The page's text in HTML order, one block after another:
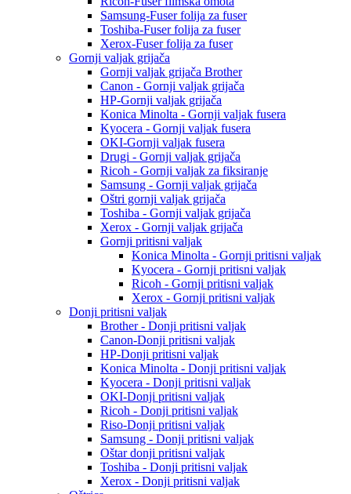
Samsung-Fuser folija za fuser
Toshiba-Fuser folija za fuser
Xerox-Fuser folija za fuser
Gornji valjak grijača
Gornji valjak grijača Brother
Canon - Gornji valjak grijača
HP-Gornji valjak grijača
Konica Minolta - Gornji valjak fusera
Kyocera - Gornji valjak fusera
OKI-Gornji valjak fusera
Drugi - Gornji valjak grijača
Ricoh - Gornji valjak za fiksiranje
Samsung - Gornji valjak grijača
Oštri gornji valjak grijača
Toshiba - Gornji valjak grijača
Xerox - Gornji valjak grijača
Gornji pritisni valjak
Konica Minolta - Gornji pritisni valjak
Kyocera - Gornji pritisni valjak
Ricoh - Gornji pritisni valjak
Xerox - Gornji pritisni valjak
Donji pritisni valjak
Brother - Donji pritisni valjak
Canon-Donji pritisni valjak
HP-Donji pritisni valjak
Konica Minolta - Donji pritisni valjak
Kyocera - Donji pritisni valjak
OKI-Donji pritisni valjak
Ricoh - Donji pritisni valjak
Riso-Donji pritisni valjak
Samsung - Donji pritisni valjak
Oštar donji pritisni valjak
Toshiba - Donji pritisni valjak
Xerox - Donji pritisni valjak